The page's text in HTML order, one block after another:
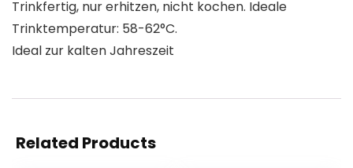
Trinkfertig, nur erhitzen, nicht kochen. Ideale
Trinktemperatur: 58-62°C.
Ideal zur kalten Jahreszeit
Related Products